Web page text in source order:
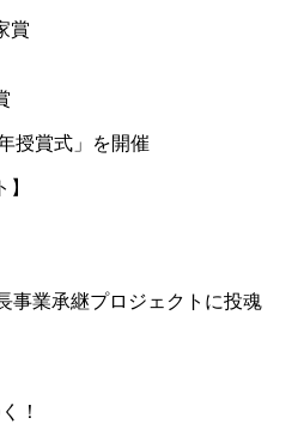
授賞式」を開催
事業承継プロジェクトに投魂
！